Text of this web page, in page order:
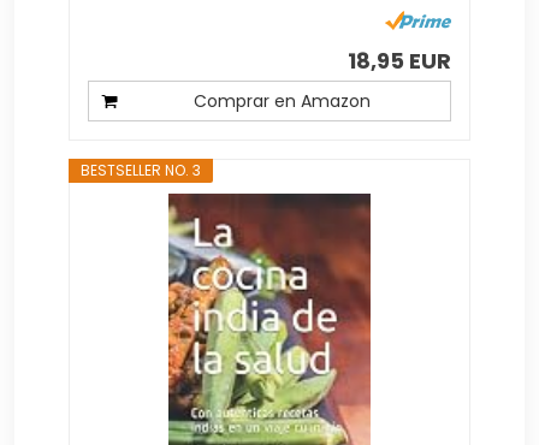
18,95 EUR
Comprar en Amazon
BESTSELLER NO. 3